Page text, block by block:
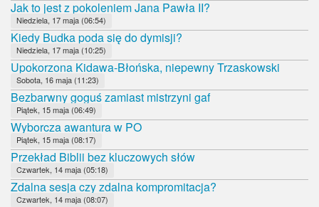
Jak to jest z pokoleniem Jana Pawła II?
Niedziela, 17 maja (06:54)
Kiedy Budka poda się do dymisji?
Niedziela, 17 maja (10:25)
Upokorzona Kidawa-Błońska, niepewny Trzaskowski
Sobota, 16 maja (11:23)
Bezbarwny goguś zamiast mistrzyni gaf
Piątek, 15 maja (06:49)
Wyborcza awantura w PO
Piątek, 15 maja (08:17)
Przekład Biblii bez kluczowych słów
Czwartek, 14 maja (05:18)
Zdalna sesja czy zdalna kompromitacja?
Czwartek, 14 maja (08:07)